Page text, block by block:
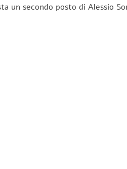
un secondo posto di Alessio